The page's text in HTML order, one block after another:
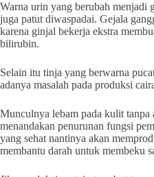
Warna urin yang berubah menjadi
juga patut diwaspadai. Gejala
karena ginjal bekerja ekstra
bilirubin.
Selain itu tinja yang berwarna
adanya masalah pada produksi
Munculnya lebam pada kulit tanpa
menandakan penurunan fungsi
yang sehat nantinya akan
membantu darah untuk membeku